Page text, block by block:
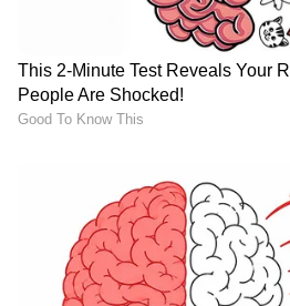
കണ്ണുകൾക്ക്
ഭക്ഷണമാണ് കാരറ്റ്.
കരോട്ടിൻ എന്നിവയാൽ
വിറ്റാമിൻ എ, ബീറ്റാ
ഉപരിതലത്തെ
അണുബാധയും മറ്റ്
നേത്രരോഗങ്ങളും